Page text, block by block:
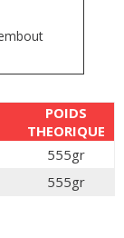
POIDS
THEORIQUE
555gr
555gr